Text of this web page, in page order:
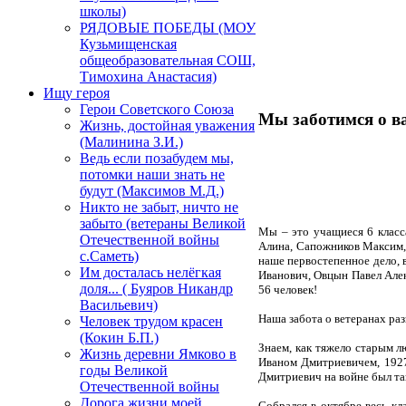
школы)
РЯДОВЫЕ ПОБЕДЫ (МОУ
Кузьмищенская
общеобразовательная СОШ,
Тимохина Анастасия)
Ищу героя
Герои Советского Союза
Жизнь, достойная уважения
(Малинина З.И.)
Ведь если позабудем мы,
потомки наши знать не
будут (Максимов М.Д.)
Никто не забыт, ничто не
забыто (ветераны Великой
Отечественной войны
с.Саметь)
Им досталась нелёгкая
доля... ( Буяров Никандр
Васильевич)
Человек трудом красен
(Кокин Б.П.)
Жизнь деревни Ямково в
годы Великой
Отечественной войны
Дорога жизни моей
Мы заботимся о
Мы – это учащиеся 6
Алина, Сапожников Максим,
наше первостепенное
Иванович, Овцын Павел
56 человек!
Наша забота о ветеранах
Знаем, как тяжело старым
Иваном Дмитриевичем,
Дмитриевич на войне был